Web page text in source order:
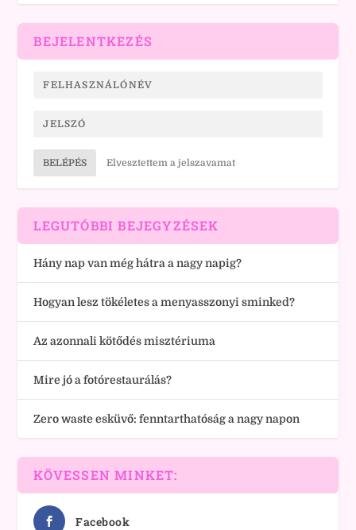
BEJELENTKEZÉS
BELÉPÉS Elvesztettem a jelszavamat
LEGUTÓBBI BEJEGYZÉSEK
Hány nap van még hátra a nagy napig?
Hogyan lesz tökéletes a menyasszonyi sminked?
Az azonnali kötődés misztériuma
Mire jó a fotórestaurálás?
Zero waste esküvő: fenntarthatóság a nagy napon
KÖVESSEN MINKET:
Facebook